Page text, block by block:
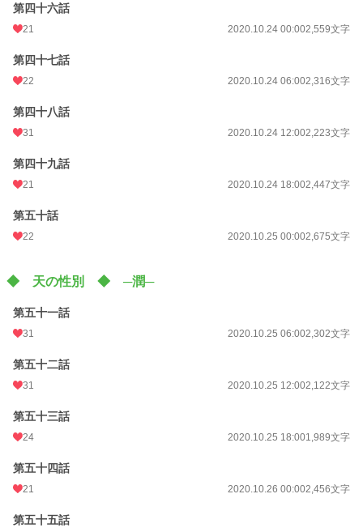
第四十六話
21 2020.10.24 00:002,559文字
第四十七話
22 2020.10.24 06:002,316文字
第四十八話
31 2020.10.24 12:002,223文字
第四十九話
21 2020.10.24 18:002,447文字
第五十話
22 2020.10.25 00:002,675文字
◆ 天の性別 ◆ ─潤─
第五十一話
31 2020.10.25 06:002,302文字
第五十二話
31 2020.10.25 12:002,122文字
第五十三話
24 2020.10.25 18:001,989文字
第五十四話
21 2020.10.26 00:002,456文字
第五十五話